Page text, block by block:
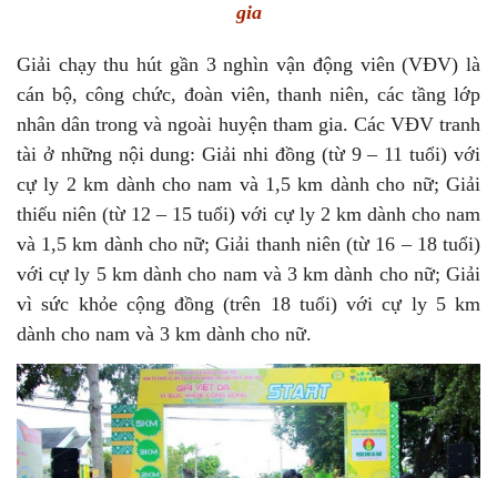
gia
Giải chạy thu hút gần 3 nghìn vận động viên (VĐV) là
cán bộ, công chức, đoàn viên, thanh niên, các tầng lớp
nhân dân trong và ngoài huyện tham gia. Các VĐV tranh
tài ở những nội dung: Giải nhi đồng (từ 9 – 11 tuổi) với
cự ly 2 km dành cho nam và 1,5 km dành cho nữ; Giải
thiếu niên (từ 12 – 15 tuổi) với cự ly 2 km dành cho nam
và 1,5 km dành cho nữ; Giải thanh niên (từ 16 – 18 tuổi)
với cự ly 5 km dành cho nam và 3 km dành cho nữ; Giải
vì sức khỏe cộng đồng (trên 18 tuổi) với cự ly 5 km
dành cho nam và 3 km dành cho nữ.